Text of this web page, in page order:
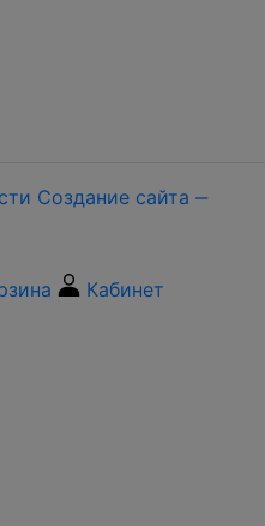
Создание сайта ‒
Кабинет